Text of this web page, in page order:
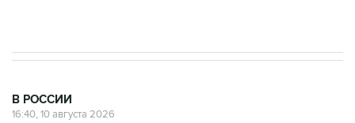
В РОССИИ
16:40, 10 августа 2026